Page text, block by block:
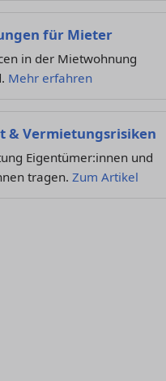
für Mieter
in der Mietwohnung
Mehr erfahren
& Vermietungsrisiken
Eigentümer:innen und
tragen. Zum Artikel